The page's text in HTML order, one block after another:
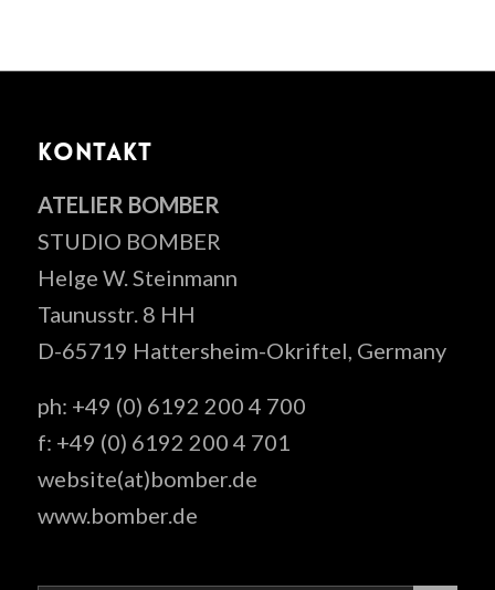
KONTAKT
ATELIER BOMBER
STUDIO BOMBER
Helge W. Steinmann
Taunusstr. 8 HH
D-65719 Hattersheim-Okriftel, Germany
ph: +49 (0) 6192 200 4 700
f: +49 (0) 6192 200 4 701
website(at)bomber.de
www.bomber.de